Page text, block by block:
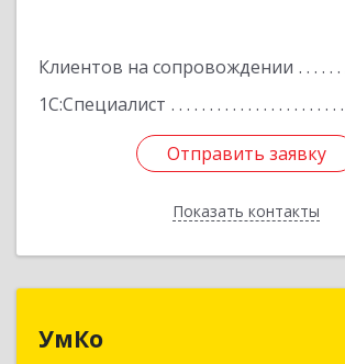
Клиентов на сопровождении
1С:Специалист
Отправить заявку
Показать контакты
Отправить заявку
Назад
УмКо